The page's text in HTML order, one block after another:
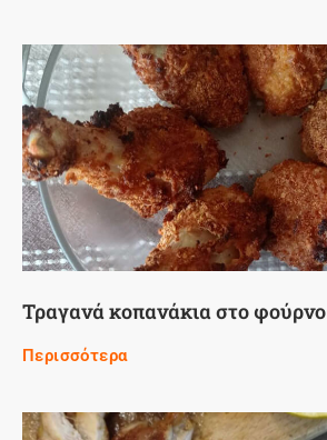
Τραγανά κοπανάκια στο φούρνο
Περισσότερα